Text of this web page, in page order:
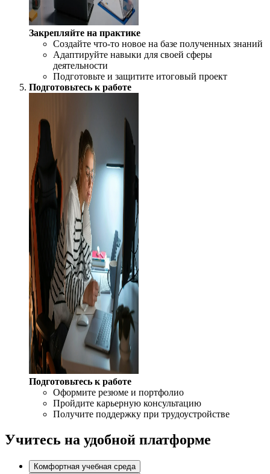
Закрепляйте на практике
Создайте что-то новое на базе полученных знаний
Адаптируйте навыки для своей сферы
деятельности
Подготовьте и защитите итоговый проект
Подготовьтесь к работе
Подготовьтесь к работе
Оформите резюме и портфолио
Пройдите карьерную консультацию
Получите поддержку при трудоустройстве
Учитесь на удобной платформе
Комфортная учебная среда